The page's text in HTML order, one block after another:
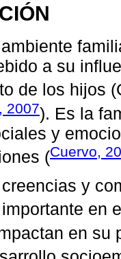
a su
de los hijos
2007). Es la
y
(Cuervo,
y
en
en su